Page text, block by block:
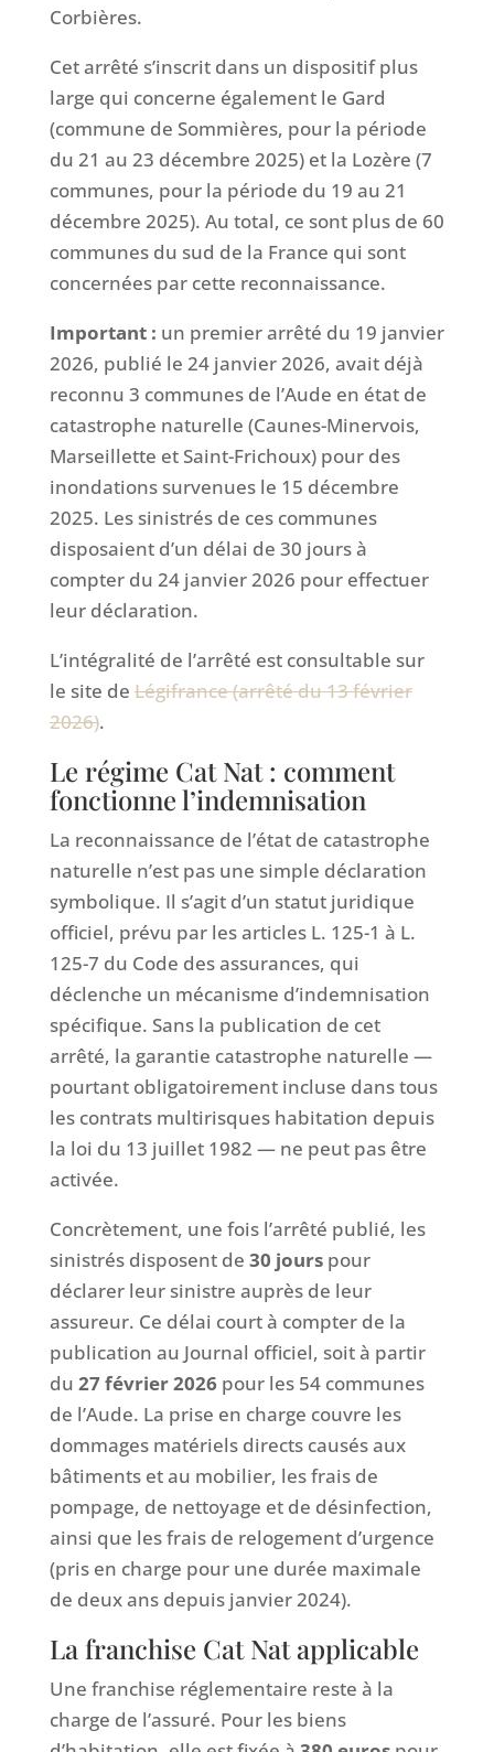
Corbières.
Cet arrêté s’inscrit dans un dispositif plus
large qui concerne également le Gard
(commune de Sommières, pour la période
du 21 au 23 décembre 2025) et la Lozère (7
communes, pour la période du 19 au 21
décembre 2025). Au total, ce sont plus de 60
communes du sud de la France qui sont
concernées par cette reconnaissance.
Important : un premier arrêté du 19 janvier
2026, publié le 24 janvier 2026, avait déjà
reconnu 3 communes de l’Aude en état de
catastrophe naturelle (Caunes-Minervois,
Marseillette et Saint-Frichoux) pour des
inondations survenues le 15 décembre
2025. Les sinistrés de ces communes
disposaient d’un délai de 30 jours à
compter du 24 janvier 2026 pour effectuer
leur déclaration.
L’intégralité de l’arrêté est consultable sur
le site de Légifrance (arrêté du 13 février
2026).
Le régime Cat Nat : comment
fonctionne l’indemnisation
La reconnaissance de l’état de catastrophe
naturelle n’est pas une simple déclaration
symbolique. Il s’agit d’un statut juridique
officiel, prévu par les articles L. 125-1 à L.
125-7 du Code des assurances, qui
déclenche un mécanisme d’indemnisation
spécifique. Sans la publication de cet
arrêté, la garantie catastrophe naturelle —
pourtant obligatoirement incluse dans tous
les contrats multirisques habitation depuis
la loi du 13 juillet 1982 — ne peut pas être
activée.
Concrètement, une fois l’arrêté publié, les
sinistrés disposent de 30 jourspour
déclarer leur sinistre auprès de leur
assureur. Ce délai court à compter de la
publication au Journal officiel, soit à partir
du 27 février 2026 pour les 54 communes
de l’Aude. La prise en charge couvre les
dommages matériels directs causés aux
bâtiments et au mobilier, les frais de
pompage, de nettoyage et de désinfection,
ainsi que les frais de relogement d’urgence
(pris en charge pour une durée maximale
de deux ans depuis janvier 2024).
La franchise Cat Nat applicable
Une franchise réglementaire reste à la
charge de l’assuré. Pour les biens